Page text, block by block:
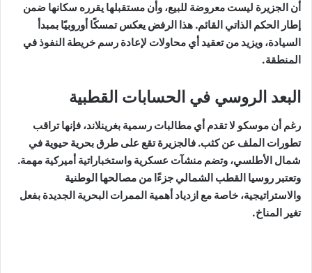
أن الجزيرة ليست معروضة للبيع، وأن مستقبلها يقرره سكانها ضمن
إطار الحكم الذاتي القائم. هذا الرفض يعكس تمسكًا أوروبيًا بمبدأ
السيادة، ويزيد من تعقيد أي محاولات لإعادة رسم خريطة النفوذ في
المنطقة.
البعد الروسي في الحسابات القطبية
رغم أن موسكو لا تقدم أي مطالبات رسمية بغرينلاند، فإنها تراقب
تطورات الملف عن كثب. فالجزيرة تقع على طرق بحرية حيوية في
شمال الأطلسي، وتضم منشآت عسكرية واستخباراتية أميركية مهمة.
وتعتبر روسيا القطب الشمالي جزءًا من مصالحها الوطنية
والاستراتيجية، خاصة مع ازدياد أهمية الممرات البحرية الجديدة بفعل
تغير المناخ.